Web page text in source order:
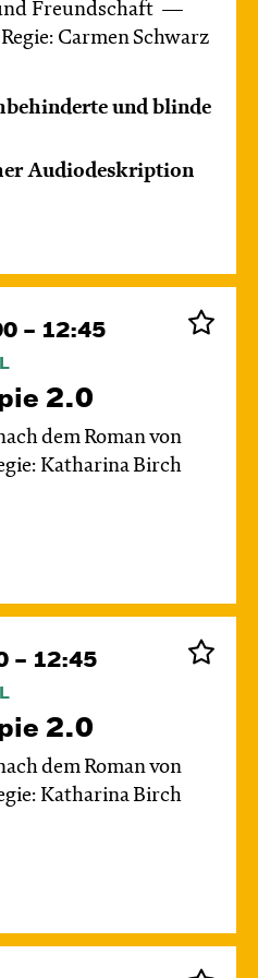
Freundschaft
Regie: Carmen Schwarz
und blinde
Audiodeskription
– 12:45
2.0
dem Roman von
Katharina Birch
– 12:45
2.0
dem Roman von
Katharina Birch